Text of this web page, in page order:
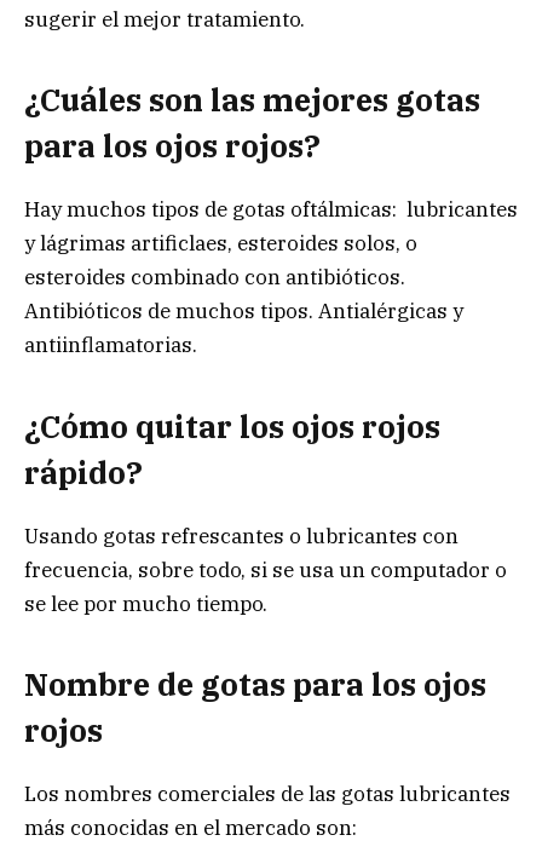
sugerir el mejor tratamiento.
¿Cuáles son las mejores gotas
para los ojos rojos?
Hay muchos tipos de gotas oftálmicas: lubricantes
y lágrimas artificlaes, esteroides solos, o
esteroides combinado con antibióticos.
Antibióticos de muchos tipos. Antialérgicas y
antiinflamatorias.
¿Cómo quitar los ojos rojos
rápido?
Usando gotas refrescantes o lubricantes con
frecuencia, sobre todo, si se usa un computador o
se lee por mucho tiempo.
Nombre de gotas para los ojos
rojos
Los nombres comerciales de las gotas lubricantes
más conocidas en el mercado son: